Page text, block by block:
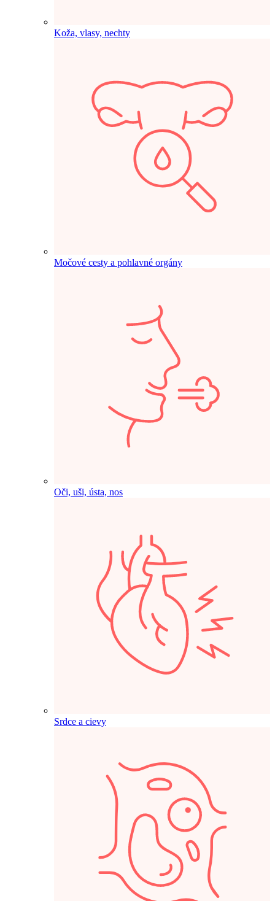
Koža, vlasy, nechty
Močové cesty a pohlavné orgány
Oči, uši, ústa, nos
Srdce a cievy